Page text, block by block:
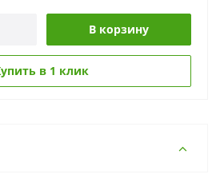
В корзину
в 1 клик